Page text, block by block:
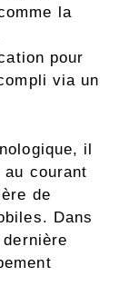
la
pour
via un
il
courant
de
Dans